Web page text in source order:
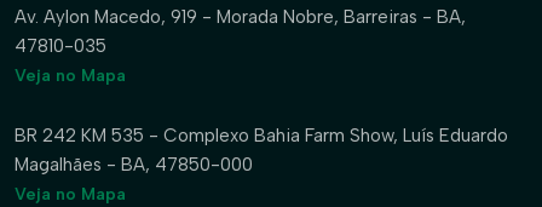
Av. Aylon Macedo, 919 - Morada Nobre, Barreiras - BA,
47810-035
Veja no Mapa
BR 242 KM 535 - Complexo Bahia Farm Show, Luís Eduardo
Magalhães - BA, 47850-000
Veja no Mapa